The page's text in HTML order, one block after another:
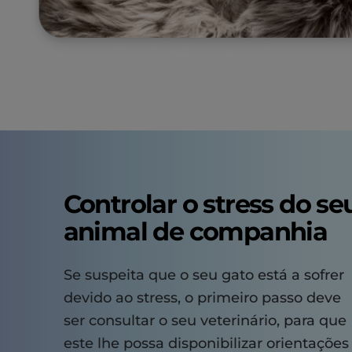
Controlar o stress do
animal de companhia
Se suspeita que o seu gato está a sofrer
devido ao stress, o primeiro passo deve
ser consultar o seu veterinário, para que
este lhe possa disponibilizar orientações